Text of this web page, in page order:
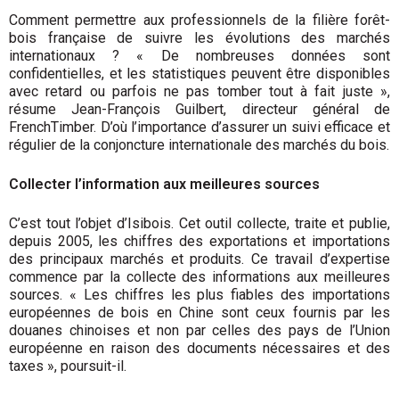
Comment permettre aux professionnels de la filière forêt-
bois française de suivre les évolutions des marchés
internationaux ? « De nombreuses données sont
confidentielles, et les statistiques peuvent être disponibles
avec retard ou parfois ne pas tomber tout à fait juste »,
résume Jean-François Guilbert, directeur général de
FrenchTimber. D’où l’importance d’assurer un suivi efficace et
régulier de la conjoncture internationale des marchés du bois.
Collecter l’information aux meilleures sources
C’est tout l’objet d’Isibois. Cet outil collecte, traite et publie,
depuis 2005, les chiffres des exportations et importations
des principaux marchés et produits. Ce travail d’expertise
commence par la collecte des informations aux meilleures
sources. « Les chiffres les plus fiables des importations
européennes de bois en Chine sont ceux fournis par les
douanes chinoises et non par celles des pays de l’Union
européenne en raison des documents nécessaires et des
taxes », poursuit-il.